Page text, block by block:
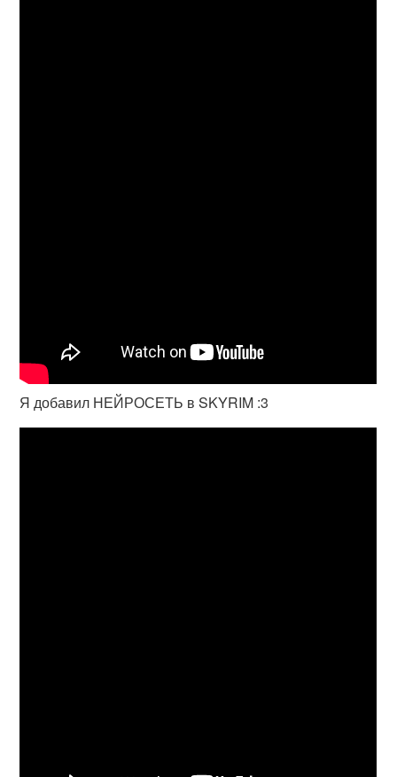
Я добавил НЕЙРОСЕТЬ в SKYRIM :3